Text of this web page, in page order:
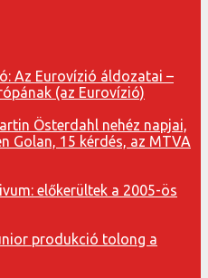
Az Eurovízió áldozatai –
(az Eurovízió)
Österdahl nehéz napjai,
Golan, 15 kérdés, az MTVA
előkerültek a 2005-ös
produkció tolong a